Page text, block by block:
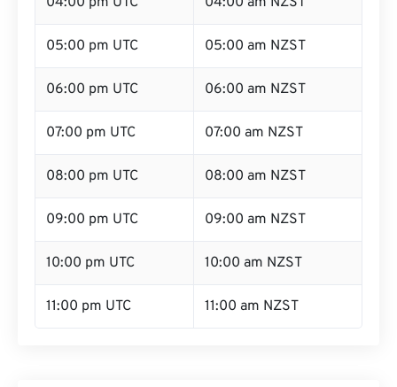
05:00 pm UTC 05:00 am NZST
06:00 pm UTC 06:00 am NZST
07:00 pm UTC 07:00 am NZST
08:00 pm UTC 08:00 am NZST
09:00 pm UTC 09:00 am NZST
10:00 pm UTC 10:00 am NZST
11:00 pm UTC 11:00 am NZST